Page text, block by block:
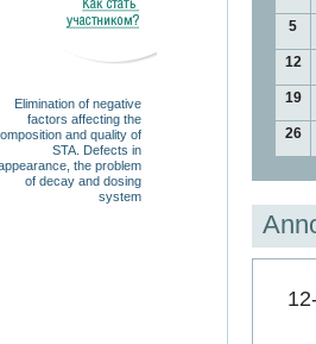
Elimination of negative
factors affecting the
and quality of
STA. Defects in
the problem
of decay and dosing
system
5
12
19
26